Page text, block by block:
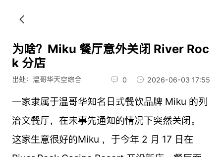
为啥？Miku 餐厅意外关闭 River Roc
k 分店
出处：温哥华天空综合 0 2026-06-03 17:55
一家隶属于温哥华知名日式餐饮品牌 Miku 的列
治文餐厅，在未事先通知的情况下突然关闭。
这家生意很好的Miku ，于今年 2 月 17 日在